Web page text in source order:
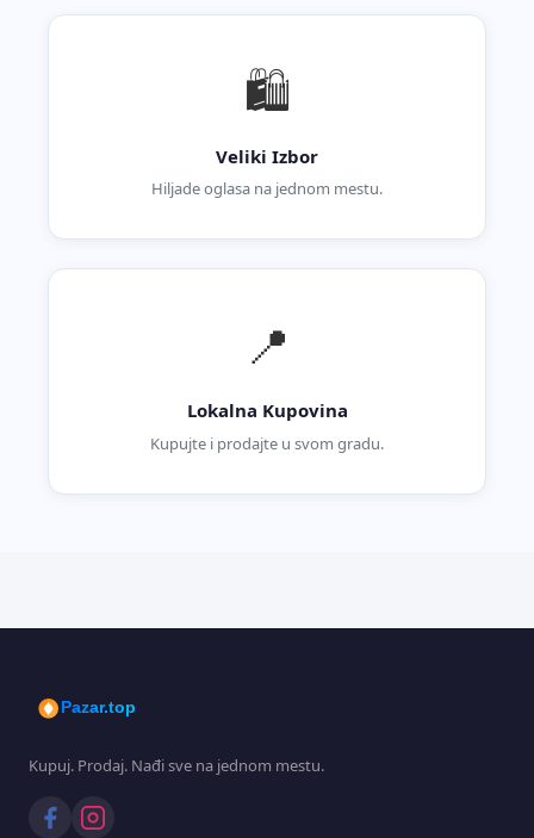
🛍️
Veliki Izbor
Hiljade oglasa na jednom mestu.
📍
Lokalna Kupovina
Kupujte i prodajte u svom gradu.
Pazar.top
Kupuj. Prodaj. Nađi sve na jednom mestu.